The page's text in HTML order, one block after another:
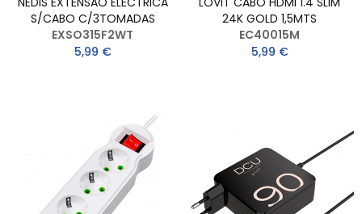
S/CABO C/3TOMADAS
EXSO315F2WT
5,99 €
24K GOLD 1,5MTS
EC40015M
5,99 €